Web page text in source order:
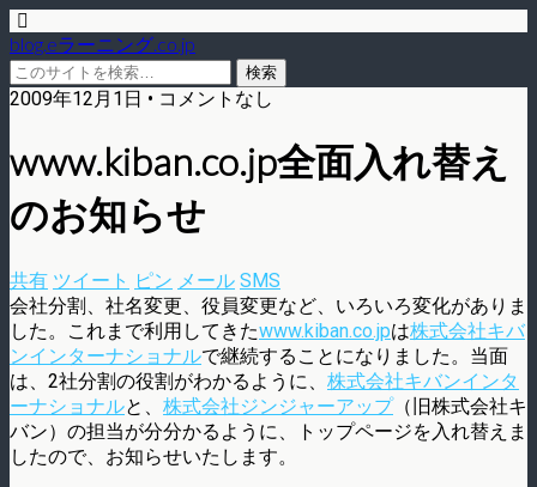
blog.eラーニング.co.jp
2009年12月1日 • コメントなし
www.kiban.co.jp全面入れ替え
のお知らせ
共有 ツイート ピン メール SMS
会社分割、社名変更、役員変更など、いろいろ変化がありま
した。これまで利用してきたwww.kiban.co.jpは株式会社キバ
ンインターナショナルで継続することになりました。当面
は、2社分割の役割がわかるように、 株式会社キバンインタ
ーナショナルと、 株式会社ジンジャーアップ（旧株式会社キ
バン）の担当が分分かるように、トップページを入れ替えま
したので、お知らせいたします。